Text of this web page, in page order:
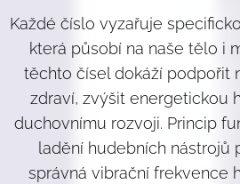
Každé číslo vyzařuje
která působí na naše tělo i
těchto čísel dokáží podpořit
zdraví, zvýšit energetickou
duchovnímu rozvoji. Princip
ladění hudebních nástrojů
správná vibrační frekvence